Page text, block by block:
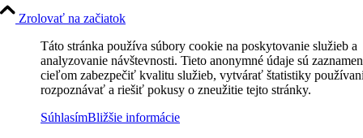
Zrolovať na začiatok
Táto stránka používa súbory cookie na poskytovanie služieb a
analyzovanie návštevnosti. Tieto anonymné údaje sú
cieľom zabezpečiť kvalitu služieb, vytvárať štatistiky
rozpoznávať a riešiť pokusy o zneužitie tejto stránky.
SúhlasímBližšie informácie